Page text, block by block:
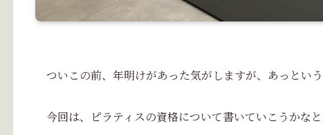
ついこの前、年明けがあった気がしますが、あっとい
今回は、ピラティスの資格について書いていこうかなと